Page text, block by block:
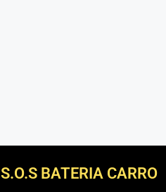
S.O.S BATERIA CARRO